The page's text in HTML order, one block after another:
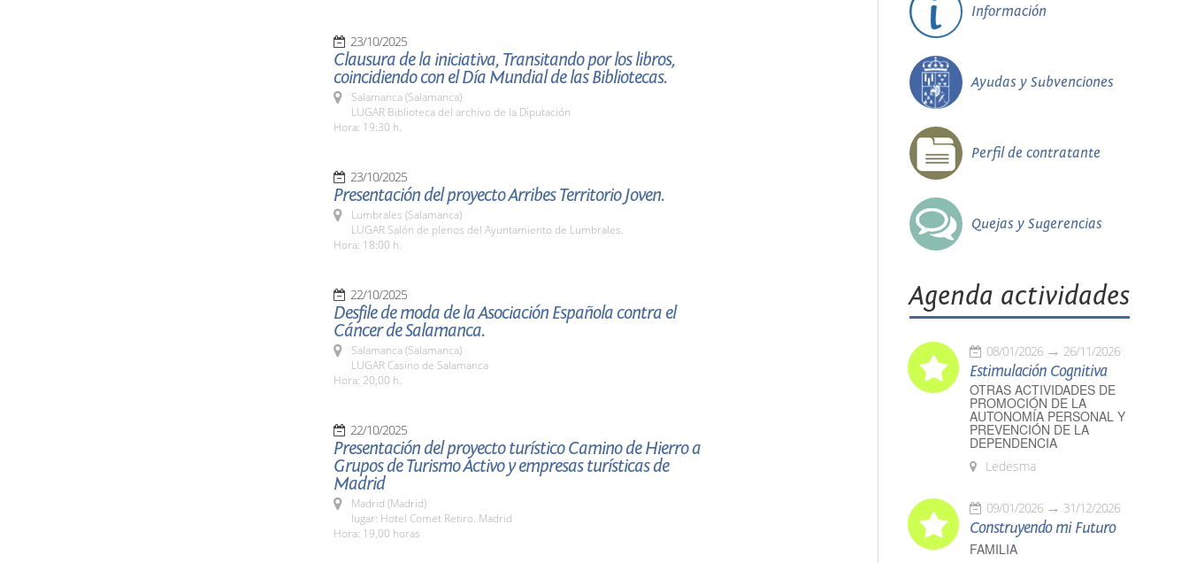
23/10/2025
Clausura de la iniciativa, Transitando por los libros,
coincidiendo con el Día Mundial de las Bibliotecas.
Salamanca (Salamanca)
LUGAR Biblioteca del archivo de la Diputación
Hora: 19:30 h.
23/10/2025
Presentación del proyecto Arribes Territorio Joven.
Lumbrales (Salamanca)
LUGAR Salón de plenos del Ayuntamiento de Lumbrales.
Hora: 18:00 h.
22/10/2025
Desfile de moda de la Asociación Española contra el
Cáncer de Salamanca.
Salamanca (Salamanca)
LUGAR Casino de Salamanca
Hora: 20,00 h.
22/10/2025
Presentación del proyecto turístico Camino de Hierro a
Grupos de Turismo Activo y empresas turísticas de
Madrid
Madrid (Madrid)
lugar: Hotel Comet Retiro. Madrid
Hora: 19,00 horas
Información
Ayudas y Subvenciones
Perfil de contratante
Quejas y Sugerencias
Agenda actividades
08/01/2026 26/11/2026
Estimulación Cognitiva
OTRAS ACTIVIDADES DE
PROMOCIÓN DE LA
AUTONOMÍA PERSONAL Y
PREVENCIÓN DE LA
DEPENDENCIA
Ledesma
09/01/2026 31/12/2026
Construyendo mi Futuro
FAMILIA